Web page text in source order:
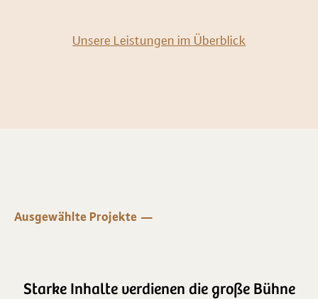
Unsere Leistungen im Überblick
Ausgewählte Projekte
Starke Inhalte verdienen die große Bühne